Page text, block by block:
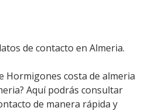
de contacto en Almeria.
Hormigones costa de almeria
Aquí podrás consultar
de manera rápida y